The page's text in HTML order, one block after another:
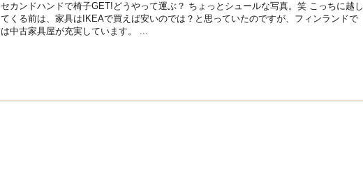
セカンドハンドで椅子GET!どうやって運ぶ？ ちょっとシュールな写真。笑 こっちに越し
てくる前は、家具はIKEAで買えば安いのでは？と思っていたのですが、フィンランドで
は中古家具屋が充実しています。 ...